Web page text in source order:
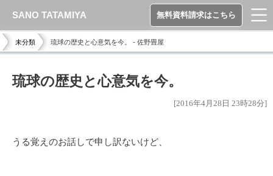
未分類 琉球の歴史と心意気を今。 - 佐野畳屋
琉球の歴史と心意気を今。
[2016年4月28日 23時28分]
うる覚えのお話しで申し訳ないけど、
SANO TATAMIYA 無料資料請求はこちら